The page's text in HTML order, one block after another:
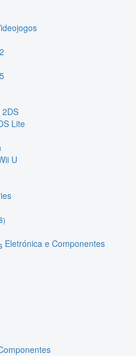
2DS
Lite
U
Eletrónica e Componentes